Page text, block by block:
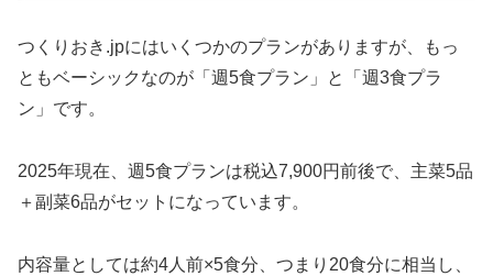
つくりおき.jpにはいくつかのプランがありますが、もっ
ともベーシックなのが「週5食プラン」と「週3食プラ
ン」です。
2025年現在、週5食プランは税込7,900円前後で、主菜5品
＋副菜6品がセットになっています。
内容量としては約4人前×5食分、つまり20食分に相当し、